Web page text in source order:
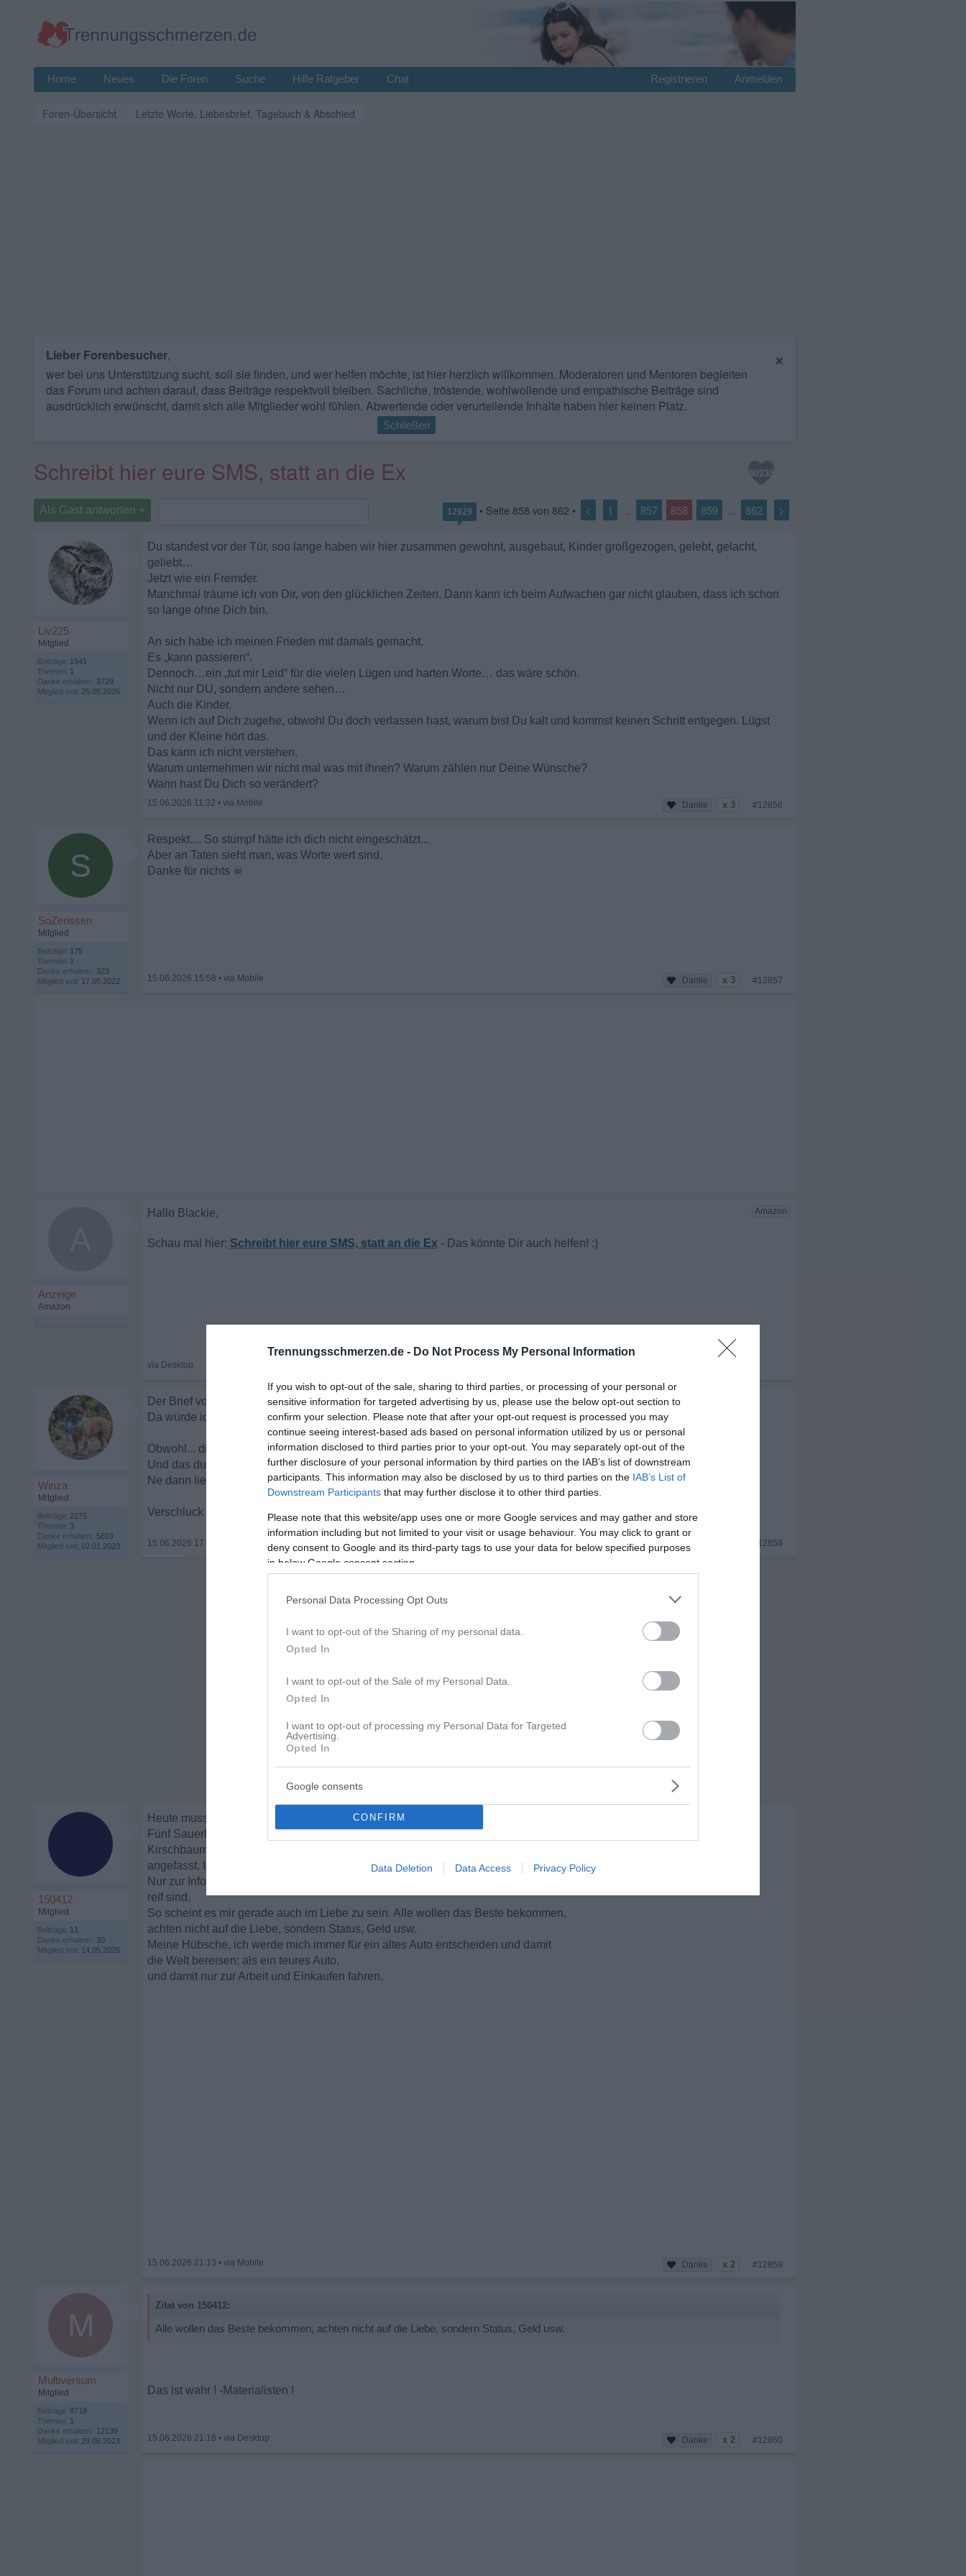
Trennungsschmerzen.de - Do Not Process My Personal Information
If you wish to opt-out of the sale, sharing to third parties, or processing of your personal or
sensitive information for targeted advertising by us, please use the below opt-out section to
confirm your selection. Please note that after your opt-out request is processed you may
continue seeing interest-based ads based on personal information utilized by us or personal
information disclosed to third parties prior to your opt-out. You may separately opt-out of the
further disclosure of your personal information by third parties on the IAB’s list of downstream
participants. This information may also be disclosed by us to third parties on the IAB’s List of
Downstream Participants that may further disclose it to other third parties.
Please note that this website/app uses one or more Google services and may gather and store
information including but not limited to your visit or usage behaviour. You may click to grant or
deny consent to Google and its third-party tags to use your data for below specified purposes
in below Google consent section.
Personal Data Processing Opt Outs
I want to opt-out of the Sharing of my personal data.
Opted In
I want to opt-out of the Sale of my Personal Data.
Opted In
I want to opt-out of processing my Personal Data for Targeted
Advertising.
Opted In
Google consents
CONFIRM
Data Deletion Data Access Privacy Policy
Home Neues Die Foren Suche Hilfe Ratgeber Chat Anmelden
Registrieren
Foren-Übersicht Letzte Worte, Liebesbrief, Tagebuch & Abschied
×
Lieber Forenbesucher,
wer bei uns Unterstützung sucht, soll sie finden, und wer helfen möchte, ist hier herzlich willkommen. Moderatoren und Mentoren begleiten
das Forum und achten darauf, dass Beiträge respektvoll bleiben. Sachliche, tröstende, wohlwollende und empathische Beiträge sind
ausdrücklich erwünscht, damit sich alle Mitglieder wohl fühlen. Abwertende oder verurteilende Inhalte haben hier keinen Platz.
Schließen
80235
Schreibt hier eure SMS, statt an die Ex
Als Gast antworten + 12929 • Seite 858 von 862 • < 1 ... 857 858 859 ... 862 >
Liv225
Mitglied
Beiträge: 1541
Themen: 1
Danke erhalten: 3729
Mitglied seit: 25.05.2026
Du standest vor der Tür, soo lange haben wir hier zusammen gewohnt, ausgebaut, Kinder großgezogen, gelebt, gelacht,
geliebt…
Jetzt wie ein Fremder.
Manchmal träume ich von Dir, von den glücklichen Zeiten. Dann kann ich beim Aufwachen gar nicht glauben, dass ich schon
so lange ohne Dich bin.
An sich habe ich meinen Frieden mit damals gemacht.
Es „kann passieren“.
Dennoch…ein „tut mir Leid“ für die vielen Lügen und harten Worte… das wäre schön.
Nicht nur DU, sondern andere sehen…
Auch die Kinder.
Wenn ich auf Dich zugehe, obwohl Du doch verlassen hast, warum bist Du kalt und kommst keinen Schritt entgegen. Lügst
und der Kleine hört das.
Das kann ich nicht verstehen.
Warum unternehmen wir nicht mal was mit ihnen? Warum zählen nur Deine Wünsche?
Wann hast Du Dich so verändert?
15.06.2026 11:32 • x 3 #12856
S
SoZerissen
Mitglied
Beiträge: 175
Themen: 1
Danke erhalten: 323
Mitglied seit: 17.05.2022
Respekt.... So stumpf hätte ich dich nicht eingeschätzt...
Aber an Taten sieht man, was Worte wert sind.
Danke für nichts ☠
15.06.2026 15:58 • x 3 #12857
Schreibt hier eure SMS, statt an die Ex
Winza
Mitglied
Beiträge: 2275
Themen: 3
Danke erhalten: 5810
Mitglied seit: 02.01.2023
Der Brief von meinem Anwalt an dich rückt für dich näher.
Da würde ich dann doch gerne dein Gesicht sehen können wenn du den liest.
Obwohl... die darauffolgenden Erklärungen, warum und wieso...
Und das du das ja nicht wusstest und überhaupt und bla bla bla.
Ne dann lieber doch nicht.
Verschluck dich gerne an dem, was demnächst zu dir als Bumerang zurück kommt.
15.06.2026 17:05 #12858
150412
Mitglied
Beiträge: 11
Danke erhalten: 30
Mitglied seit: 14.05.2026
Heute musste mich wieder über die heutige Gesellschaft wundern.
Fünf Sauerkischbäume nebeneinander und ein Kirschbaum dazwischen. Der
Kirschbaum war komplett leergefegt und Sauerkischen wurden nicht einmal
angefasst. Ich konnte mich halbe Stunde satt essen.
Nur zur Info; die heißen Sauerkirschen, schmecken aber genauso süß, wenn Sie
reif sind.
So scheint es mir gerade auch im Liebe zu sein. Alle wollen das Beste bekommen,
achten nicht auf die Liebe, sondern Status, Geld usw.
Meine Hübsche, ich werde mich immer für ein altes Auto entscheiden und damit
die Welt bereisen; als ein teures Auto,
und damit nur zur Arbeit und Einkaufen fahren.
15.06.2026 21:13 • x 2 #12859
M
Multiversum
Mitglied
Beiträge: 8718
Themen: 1
Danke erhalten: 12139
Mitglied seit: 29.06.2023
Zitat von 150412:
Alle wollen das Beste bekommen, achten nicht auf die Liebe, sondern Status, Geld usw.
Das ist wahr ! -Materialisten !
15.06.2026 21:18 • x 2 #12860